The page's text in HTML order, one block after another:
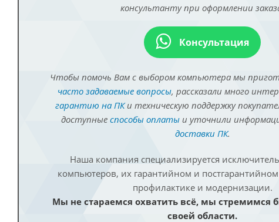
консультанту при оформлении
Консультация
Чтобы помочь Вам с выбором компьютера мы
часто задаваемые вопросы, рассказали много
гарантию на ПКи техническую поддержку
доступные способы оплатыи уточнили
доставки ПК.
Наша компания специализируется
компьютеров, их гарантийном и
профилактике и модернизации.
Мы не стараемся охватить всё, мы стремимся
своей области.